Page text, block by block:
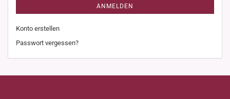
ANMELDEN
Konto erstellen
Passwort vergessen?